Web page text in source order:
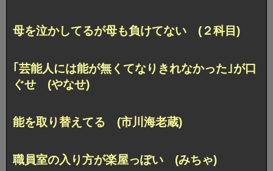
母を泣かしてるが母も負けてない (２科目)
｢芸能人には能が無くてなりきれなかった｣が口
ぐせ (やなせ)
能を取り替えてる (市川海老蔵)
職員室の入り方が楽屋っぽい (みちゃ)